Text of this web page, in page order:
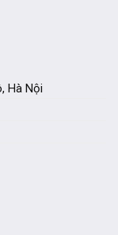
Hà Nội